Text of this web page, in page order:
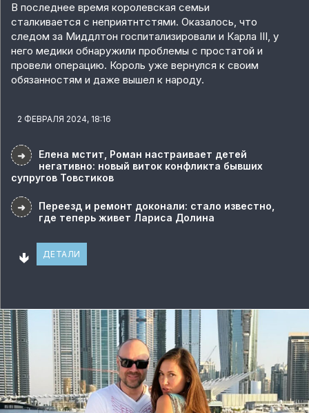
В последнее время королевская семьи
сталкивается с неприятнтстями. Оказалось, что
следом за Миддлтон госпитализировали и Карла III, у
него медики обнаружили проблемы с простатой и
провели операцию. Король уже вернулся к своим
обязанностям и даже вышел к народу.
2 ФЕВРАЛЯ 2024, 18:16
➜
Елена мстит, Роман настраивает детей
негативно: новый виток конфликта бывших
супругов Товстиков
➜
Переезд и ремонт доконали: стало известно,
где теперь живет Лариса Долина
🢃 ДЕТАЛИ